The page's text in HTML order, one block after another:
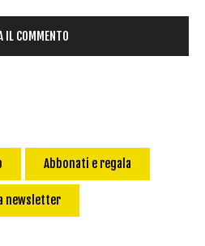
Abbonati e regala
newsletter